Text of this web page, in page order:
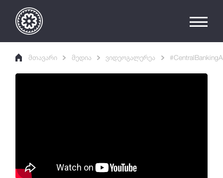
მთავარი მედია ვიდეოგალერეა